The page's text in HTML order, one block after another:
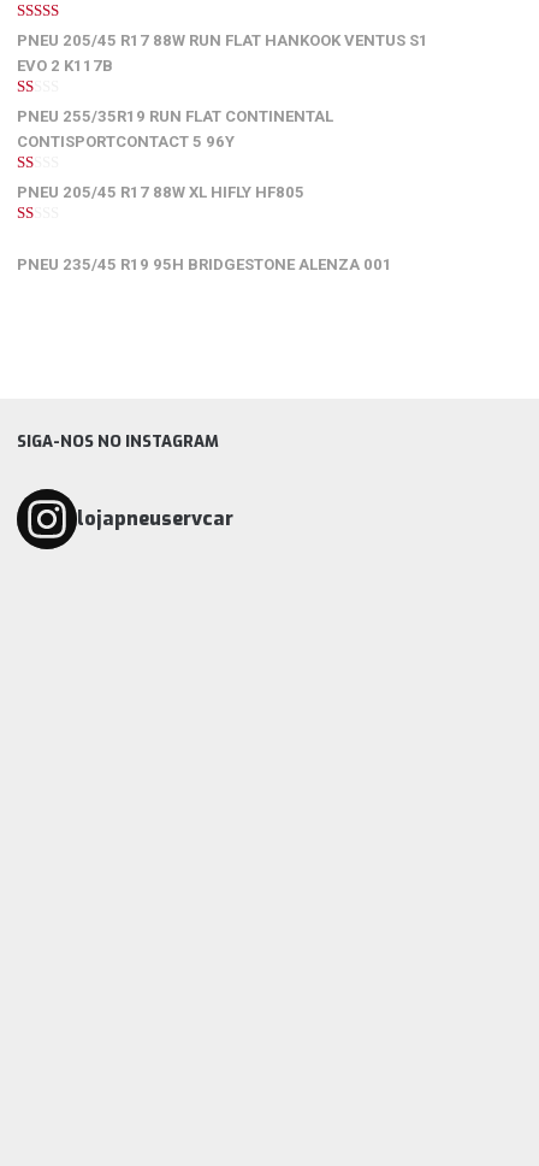
5de 5
PNEU 205/45 R17 88W RUN FLAT HANKOOK VENTUS S1
EVO 2 K117B
1
de
5
PNEU 255/35R19 RUN FLAT CONTINENTAL
CONTISPORTCONTACT 5 96Y
1
de
5
PNEU 205/45 R17 88W XL HIFLY HF805
5
PNEU 235/45 R19 95H BRIDGESTONE ALENZA 001
SIGA-NOS NO INSTAGRAM
lojapneuservcar